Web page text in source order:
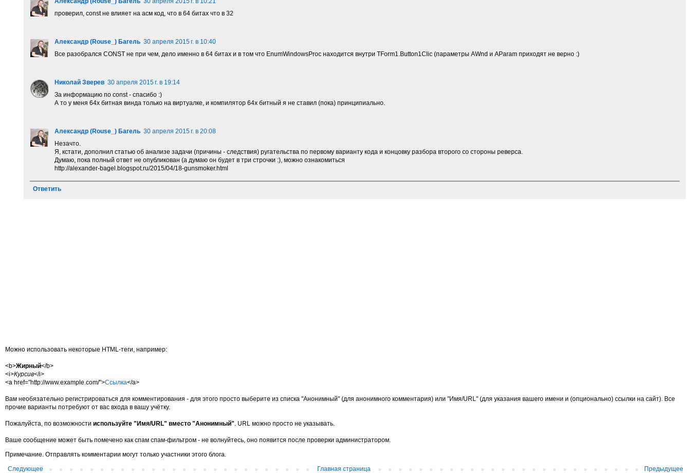
проверил, const не влияет на асм код, что в 64 битах что в 32
Александр (Rouse_) Багель 30 апреля 2015 г. в 10:40
Все разобрался CONST не при чем, дело именно в 64 битах и в том что EnumWindowsProc находится внутри TForm1.Button1Clic (параметры AWnd и AParam приходят не верно :)
Николай Зверев 30 апреля 2015 г. в 19:14
За информацию по const - спасибо :)
А то у меня 64х битная винда только на виртуалке, и компилятор 64х битный я не ставил (пока) принципиально.
Александр (Rouse_) Багель 30 апреля 2015 г. в 20:08
Незачто.
Я, кстати, дополнил статью об анализе задачи (причины - следствия) ругательства по первому варианту кода и концовку разбора второго со стороны реверса.
Думаю, пока полный ответ не опубликован (а думаю он будет в три строчки :), можно ознакомиться
http://alexander-bagel.blogspot.ru/2015/04/18-gunsmoker.html
Ответить
Можно использовать некоторые HTML-теги, например:
<b>Жирный</b>
<i>Курсив</i>
<a href="http://www.example.com/">Ссылка</a>
Вам необязательно регистрироваться для комментирования - для этого просто выберите из списка "Анонимный" (для анонимного комментария) или "Имя/URL" (для указания вашего имени и (опционально) ссылки на сайт). Все
прочие варианты потребуют от вас входа в вашу учётку.
Пожалуйста, по возможности используйте "Имя/URL" вместо "Анонимный" . URL можно просто не указывать.
Ваше сообщение может быть помечено как спам спам-фильтром - не волнуйтесь, оно появится после проверки администратором.
Примечание. Отправлять комментарии могут только участники этого блога.
Следующее
Предыдущее
Главная страница